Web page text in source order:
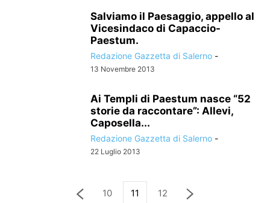
Salviamo il Paesaggio, appello al
Vicesindaco di Capaccio-
Paestum.
Redazione Gazzetta di Salerno -
13 Novembre 2013
Ai Templi di Paestum nasce “52
storie da raccontare”: Allevi,
Caposella...
Redazione Gazzetta di Salerno -
22 Luglio 2013
10 11 12